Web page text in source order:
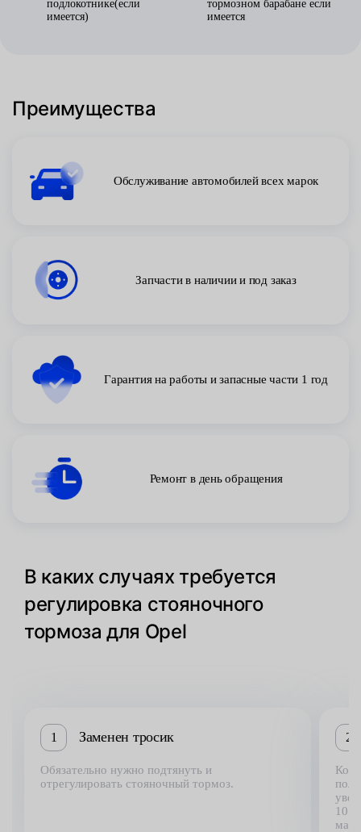
подлокотнике(если
имеется)
тормозном барабане если
имеется
Преимущества
Обслуживание автомобилей всех марок
Запчасти в наличии и под заказ
Гарантия на работы и запасные части 1 год
Ремонт в день обращения
В каких случаях требуется
регулировка стояночного
тормоза для Opel
1 Заменен тросик
Обязательно нужно подтянуть и
отрегулировать стояночный тормоз.
2
10